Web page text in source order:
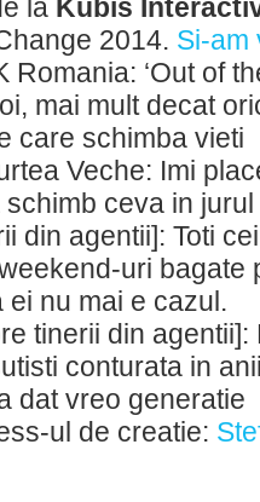
la Kubis
2014. Si-am
Romania: ‘Out of
mai mult decat
care schimba vieti
Veche: Imi
ceva in
din agentii]: Toti
uri bagate
nu mai e cazul.
tinerii din agentii]:
conturata in
dat vreo generatie
ul de creatie: